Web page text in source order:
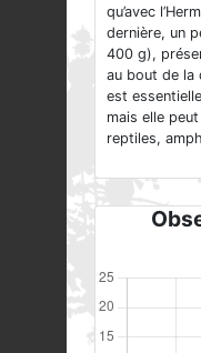
qu’avec
dernière, un
400 g),
au bout de la
est
mais elle
reptiles,